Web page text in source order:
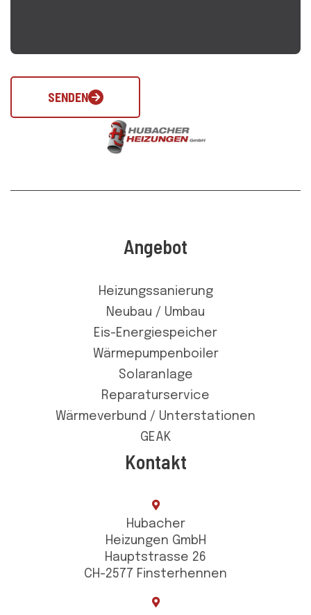
SENDEN
Angebot
Heizungssanierung
Neubau / Umbau
Eis-Energiespeicher
Wärmepumpenboiler
Solaranlage
Reparaturservice
Wärmeverbund / Unterstationen
GEAK
Kontakt
Hubacher
Heizungen GmbH
Hauptstrasse 26
CH-2577 Finsterhennen